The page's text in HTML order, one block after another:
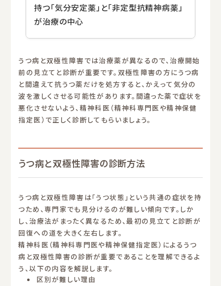
持つ「気分安定薬」と「非定型抗精神病薬」
が治療の中心
うつ病と双極性障害では治療薬が異なるので、治療開始
前の見立てと診断が重要です。双極性障害の方にうつ病
と間違えて抗うつ薬だけを処方すると、かえって気分の
波を激しくさせる可能性があります。間違った薬で症状を
悪化させないよう、精神科医（精神科専門医や精神保健
指定医）で正しく診断してもらいましょう。
うつ病と双極性障害の診断方法
うつ病と双極性障害は「うつ状態」という共通の症状を持
つため、専門家でも見分けるのが難しい傾向です。しか
し、治療法がまったく異なるため、最初の見立てと診断が
回復への道を大きく左右します。
精神科医（精神科専門医や精神保健指定医）によるうつ
病と双極性障害の診断が重要であることを理解できるよ
う、以下の内容を解説します。
区別が難しい理由